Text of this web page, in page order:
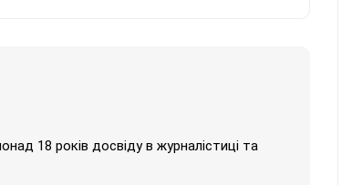
18 років досвіду в журналістиці та